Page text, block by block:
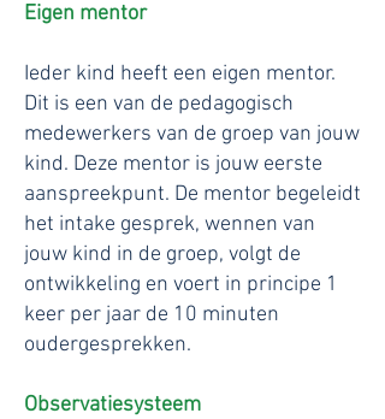
Eigen mentor
Ieder kind heeft een eigen mentor.
Dit is een van de pedagogisch
medewerkers van de groep van jouw
kind. Deze mentor is jouw eerste
aanspreekpunt. De mentor begeleidt
het intake gesprek, wennen van
jouw kind in de groep, volgt de
ontwikkeling en voert in principe 1
keer per jaar de 10 minuten
oudergesprekken.
Observatiesysteem